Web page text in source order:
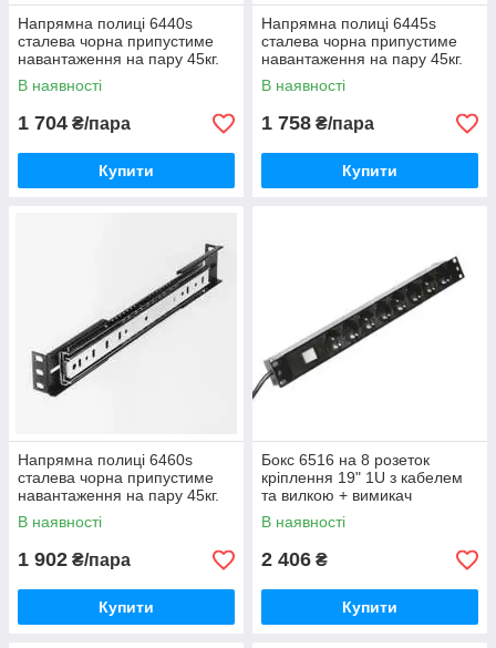
Напрямна полиці 6440s
сталева чорна припустиме
навантаження на пару 45кг.
Довжина 40см.
В наявності
1 704 ₴/пара
Купити
Напрямна полиці 6445s
сталева чорна припустиме
навантаження на пару 45кг.
Довжина 45см.
В наявності
1 758 ₴/пара
Купити
Напрямна полиці 6460s
сталева чорна припустиме
навантаження на пару 45кг.
Довжина 60см.
В наявності
1 902 ₴/пара
Купити
Бокс 6516 на 8 розеток
кріплення 19" 1U з кабелем
та вилкою + вимикач
В наявності
2 406 ₴
Купити